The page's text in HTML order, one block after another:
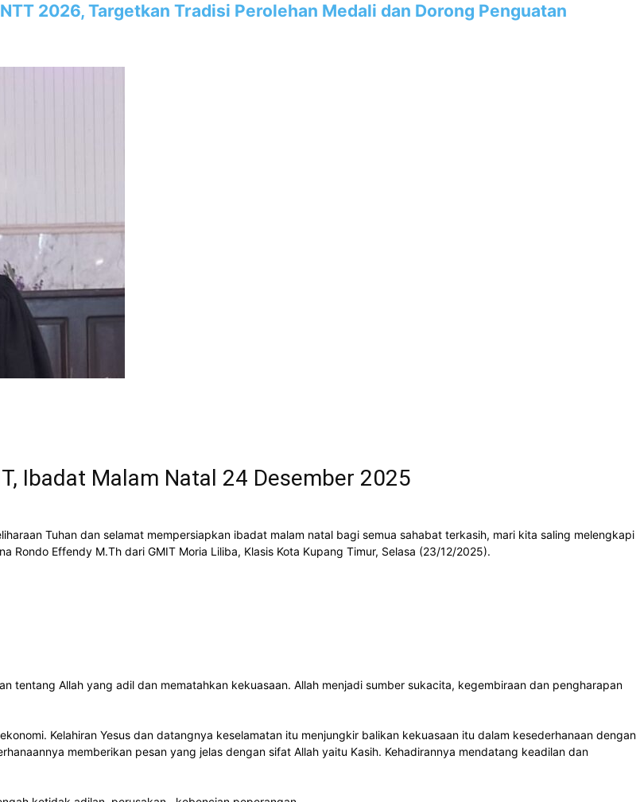
2026, Targetkan Tradisi Perolehan Medali dan Dorong Penguatan
Ibadat Malam Natal 24 Desember 2025
Tuhan dan selamat mempersiapkan ibadat malam natal bagi semua sahabat terkasih, mari kita saling melengkapi
Effendy M.Th dari GMIT Moria Liliba, Klasis Kota Kupang Timur, Selasa (23/12/2025).
tentang Allah yang adil dan mematahkan kekuasaan. Allah menjadi sumber sukacita, kegembiraan dan pengharapan
Kelahiran Yesus dan datangnya keselamatan itu menjungkir balikan kekuasaan itu dalam kesederhanaan dengan
memberikan pesan yang jelas dengan sifat Allah yaitu Kasih. Kehadirannya mendatang keadilan dan